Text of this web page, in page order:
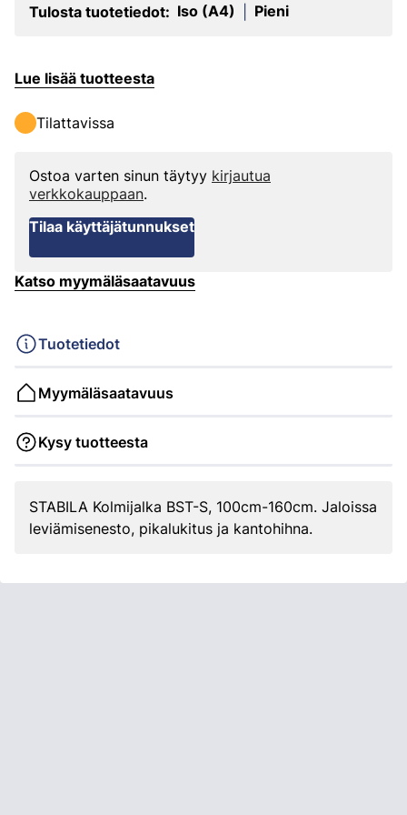
Tulosta tuotetiedot: Iso (A4) Pieni
Lue lisää tuotteesta
Tilattavissa
Ostoa varten sinun täytyy kirjautua
verkkokauppaan.
Tilaa käyttäjätunnukset
Katso myymäläsaatavuus
Tuotetiedot
Myymäläsaatavuus
Kysy tuotteesta
STABILA Kolmijalka BST-S, 100cm-160cm. Jaloissa
leviämisenesto, pikalukitus ja kantohihna.